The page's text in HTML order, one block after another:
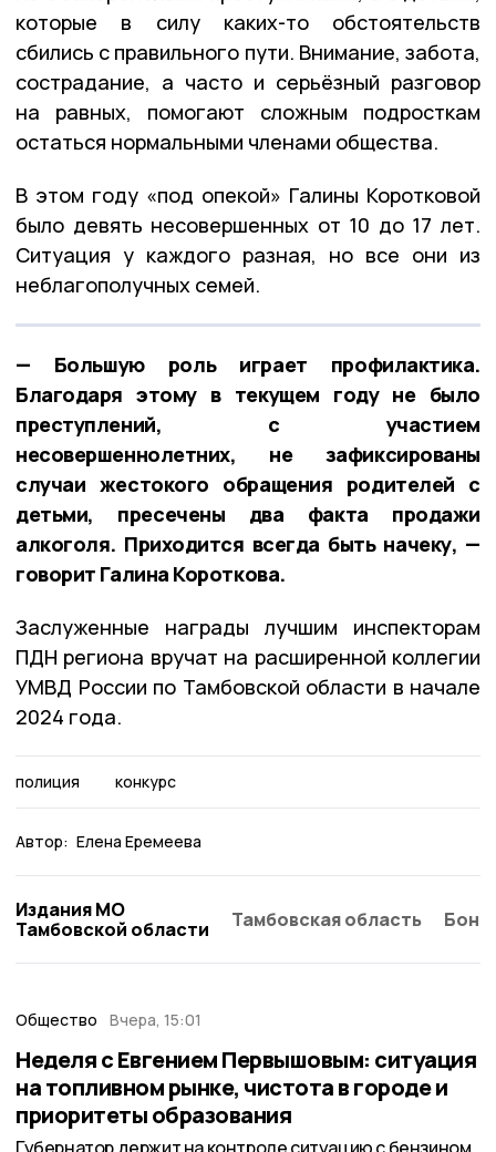
которые в силу каких-то обстоятельств
сбились с правильного пути. Внимание, забота,
сострадание, а часто и серьёзный разговор
на равных, помогают сложным подросткам
остаться нормальными членами общества.
В этом году «под опекой» Галины Коротковой
было девять несовершенных от 10 до 17 лет.
Ситуация у каждого разная, но все они из
неблагополучных семей.
— Большую роль играет профилактика.
Благодаря этому в текущем году не было
преступлений, с участием
несовершеннолетних, не зафиксированы
случаи жестокого обращения родителей с
детьми, пресечены два факта продажи
алкоголя. Приходится всегда быть начеку, —
говорит Галина Короткова.
Заслуженные награды лучшим инспекторам
ПДН региона вручат на расширенной коллегии
УМВД России по Тамбовской области в начале
2024 года.
полиция конкурс
Автор: Елена Еремеева
Издания МО
Тамбовской области
Тамбовская область
Общество Вчера, 15:01
Неделя с Евгением Первышовым: ситуация
на топливном рынке, чистота в городе и
приоритеты образования